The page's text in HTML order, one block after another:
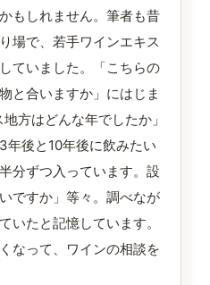
もしれません。筆者も昔
場で、若手ワインエキス
ていました。「こちらの
と合いますか」にはじま
方はどんな年でしたか」
年後と10年後に飲みたい
分ずつ入っています。設
ですか」等々。調べなが
いたと記憶しています。
なって、ワインの相談を